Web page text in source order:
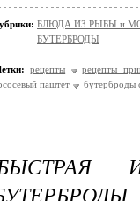
БЛЮДА ИЗ РЫБЫ и
БУТЕРБРОДЫ
рецепты
рецепты
паштет
бутерброды